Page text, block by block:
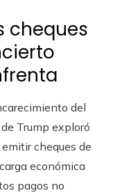
cheques
del
Trump exploró
cheques de
económica
pagos no